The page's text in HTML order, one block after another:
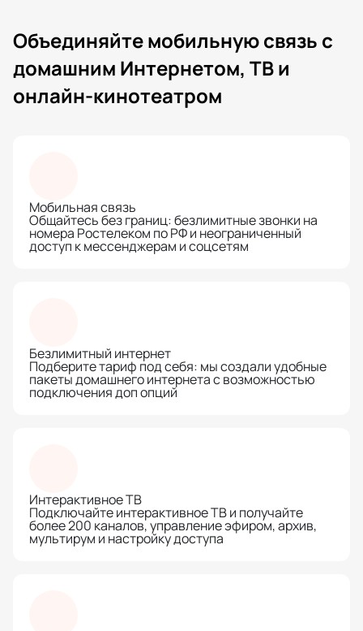
Объединяйте мобильную связь с
домашним Интернетом, ТВ и
онлайн-кинотеатром
Мобильная связь
Общайтесь без границ: безлимитные звонки на
номера Ростелеком по РФ и неограниченный
доступ к мессенджерам и соцсетям
Безлимитный интернет
Подберите тариф под себя: мы создали удобные
пакеты домашнего интернета с возможностью
подключения доп опций
Интерактивное ТВ
Подключайте интерактивное ТВ и получайте
более 200 каналов, управление эфиром, архив,
мультирум и настройку доступа